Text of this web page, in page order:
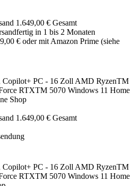
1.649,00 € Gesamt
in 1 bis 2 Monaten
€ oder mit Amazon Prime (siehe
PC - 16 Zoll AMD RyzenTM
RTXTM 5070 Windows 11 Home
1.649,00 € Gesamt
PC - 16 Zoll AMD RyzenTM
RTXTM 5070 Windows 11 Home